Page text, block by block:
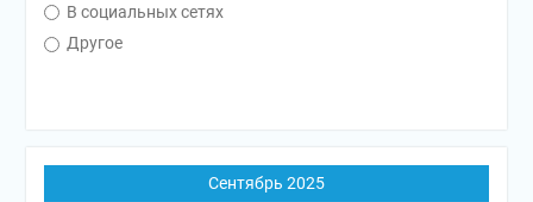
В социальных сетях
Другое
Сентябрь 2025